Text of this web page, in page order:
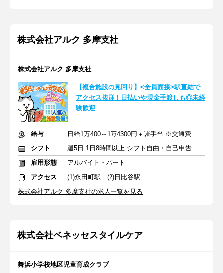
株式会社アルク 多摩支社
株式会社アルク 多摩支社
【複合施設の見回り】<全員面接>駅直結で
アクセス抜群！日払いや現金手渡しも◎未経
験歓迎
給与
日給1万400～1万4300円＋諸手当 ※交通費全額支給
シフト
週5日 1日8時間以上 シフト自由・自己申告
雇用形態
アルバイト・パート
アクセス
(1)永田町駅 (2)日比谷駅
株式会社アルク 多摩支社の求人一覧を見る
株式会社ベネッセスタイルケア
舞浜小学校地区児童育成クラブ